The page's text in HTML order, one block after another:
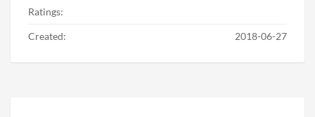
Ratings:
Created: 2018-06-27